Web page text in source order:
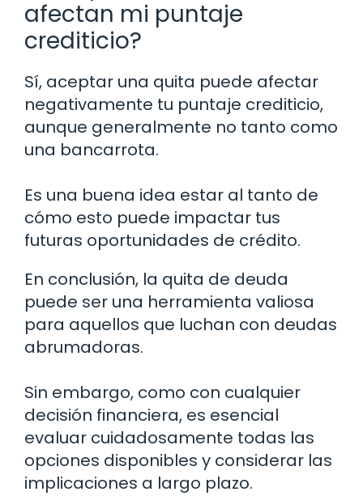
afectan mi puntaje
crediticio?
Sí, aceptar una quita puede afectar
negativamente tu puntaje crediticio,
aunque generalmente no tanto como
una bancarrota.
Es una buena idea estar al tanto de
cómo esto puede impactar tus
futuras oportunidades de crédito.
En conclusión, la quita de deuda
puede ser una herramienta valiosa
para aquellos que luchan con deudas
abrumadoras.
Sin embargo, como con cualquier
decisión financiera, es esencial
evaluar cuidadosamente todas las
opciones disponibles y considerar las
implicaciones a largo plazo.